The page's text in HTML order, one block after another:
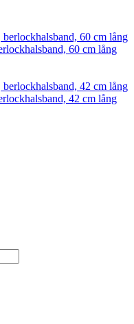
60 cm lång
42 cm lång